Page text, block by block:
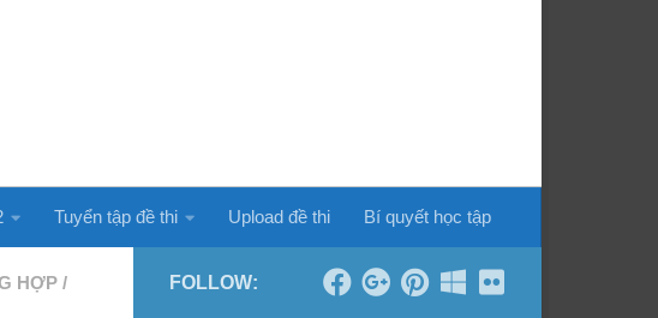
Tuyển tập đề thi Upload đề thi Bí quyết học tập
HỢP /
FOLLOW: